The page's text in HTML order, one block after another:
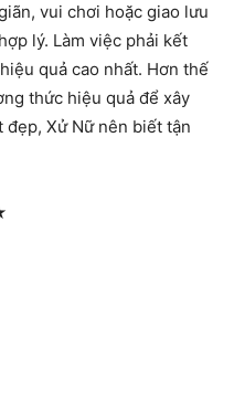
vui chơi hoặc giao lưu
lý. Làm việc phải kết
quả cao nhất. Hơn thế
thức hiệu quả để xây
Xử Nữ nên biết tận